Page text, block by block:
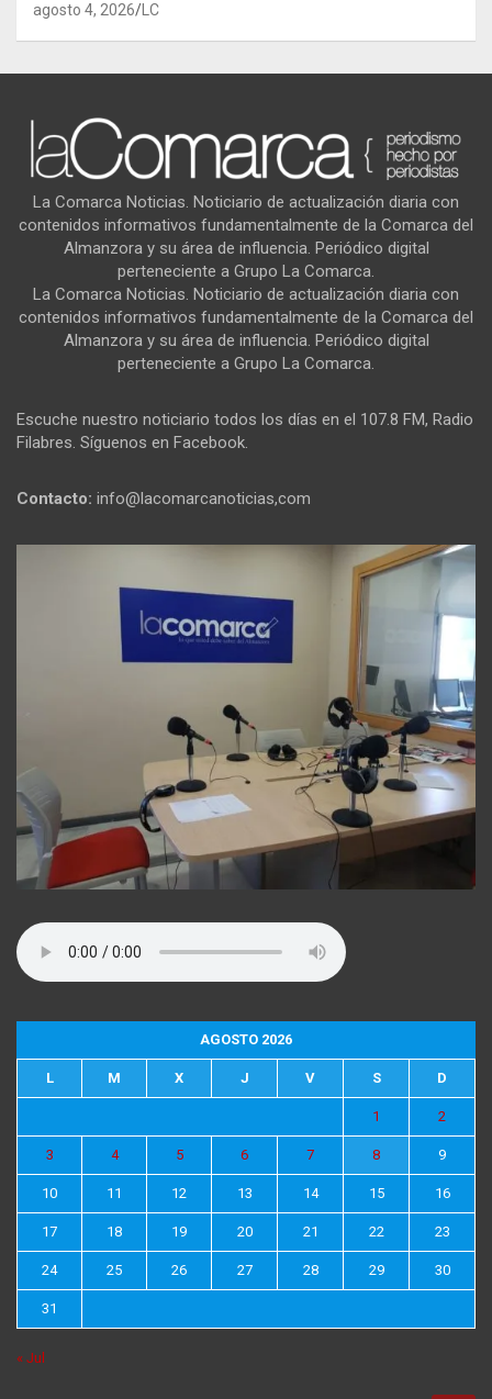
agosto 4, 2026 LC
La Comarca Noticias. Noticiario de actualización diaria con
contenidos informativos fundamentalmente de la Comarca del
Almanzora y su área de influencia. Periódico digital
perteneciente a Grupo La Comarca.
La Comarca Noticias. Noticiario de actualización diaria con
contenidos informativos fundamentalmente de la Comarca del
Almanzora y su área de influencia. Periódico digital
perteneciente a Grupo La Comarca.
Escuche nuestro noticiario todos los días en el 107.8 FM, Radio
Filabres. Síguenos en Facebook.
Contacto: info@lacomarcanoticias,com
AGOSTO 2026
L M X J V S D
1 2
3 4 5 6 7 8 9
10 11 12 13 14 15 16
17 18 19 20 21 22 23
24 25 26 27 28 29 30
31
« Jul